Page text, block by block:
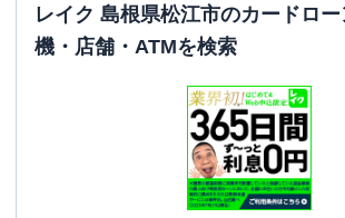
レイク 島根県松江市のカードロ
機・店舗・ATMを検索